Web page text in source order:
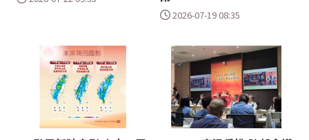
2026-07-19 08:35